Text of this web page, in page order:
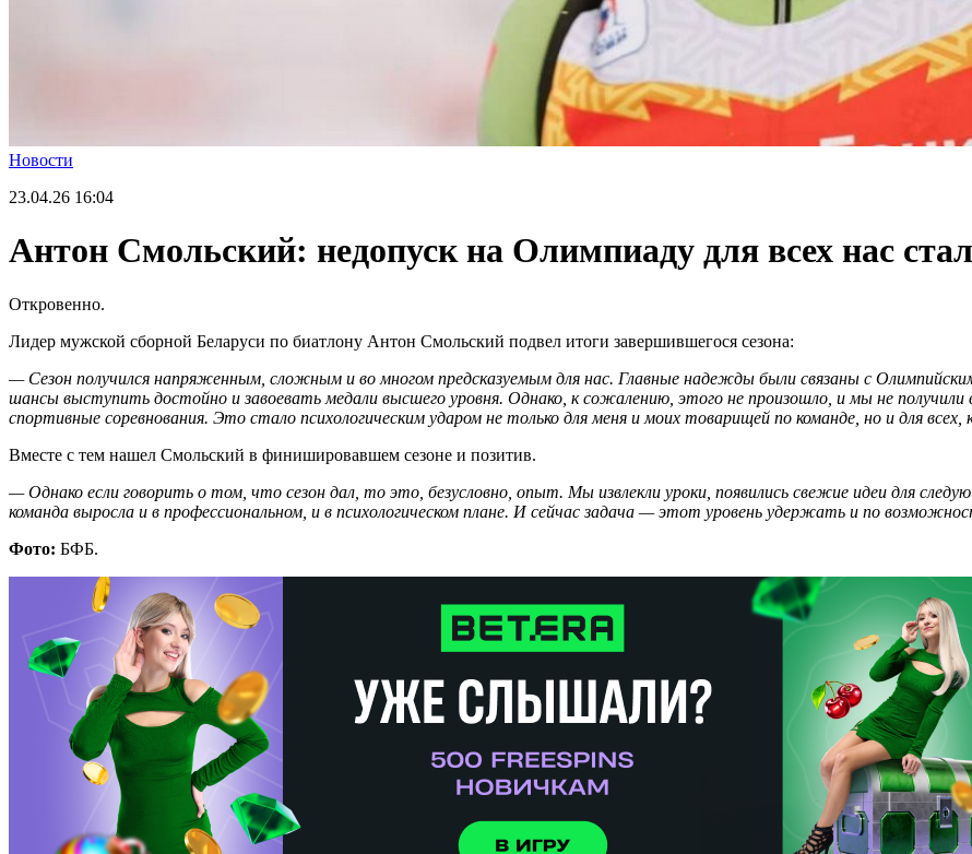
Новости
23.04.26 16:04
Антон Смольский: недопуск на Олимпиаду для всех нас
Откровенно.
Лидер мужской сборной Беларуси по биатлону Антон Смольский подвел итоги завершившегося сезона:
— Сезон получился напряженным, сложным и во многом предсказуемым для нас. Главные надежды были связаны с
шансы выступить достойно и завоевать медали высшего уровня. Однако, к сожалению, этого не произошло, и мы не
спортивные соревнования. Это стало психологическим ударом не только для меня и моих товарищей по команде, но и для
Вместе с тем нашел Смольский в финишировавшем сезоне и позитив.
— Однако если говорить о том, что сезон дал, то это, безусловно, опыт. Мы извлекли уроки, появились свежие идеи для
команда выросла и в профессиональном, и в психологическом плане. И сейчас задача — этот уровень удержать и по
Фото: БФБ.